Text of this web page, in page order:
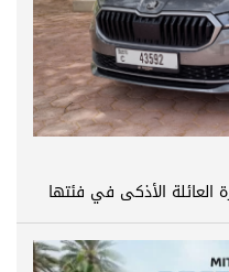
العائلة الأذكى في فئتها